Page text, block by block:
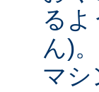
る
ん)
マシ